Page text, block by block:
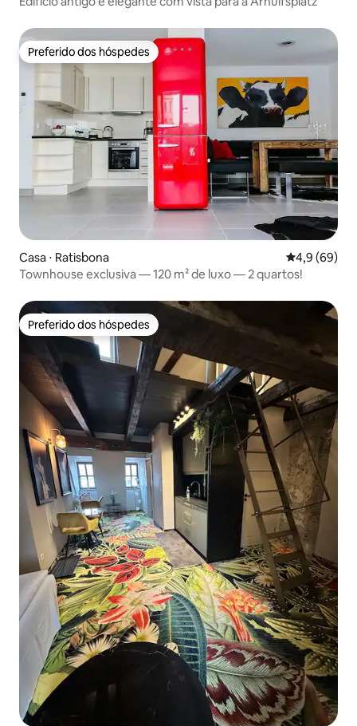
Preferido dos hóspedes
Preferido dos hóspedes
Casa ⋅ Ratisbona 4,9 de uma
4,9 (69)
Townhouse exclusiva — 120 m² de luxo — 2 quartos!
Preferido dos hóspedes
Preferido dos hóspedes